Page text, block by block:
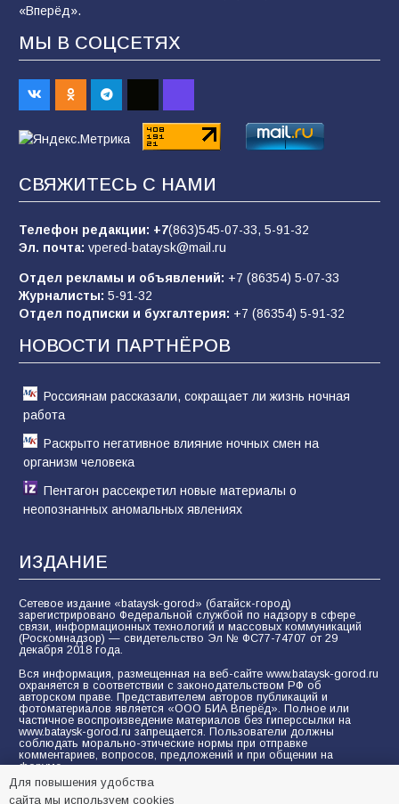
«Слухами Москву не возьмёшь»: почему
заявления Киева о мобилизации — это
отчаяние, а не разведка
02.08.2026
Морской квест в детском саду: как
воспитанники спасали Нептуна
74 01.08.2026
В детском саду № 35 дети освоили
строительные профессии в ходе
спортивного праздника
73 07.08.2026
«Вперёд».
МЫ В СОЦСЕТЯХ
СВЯЖИТЕСЬ С НАМИ
Телефон редакции: +7(863)545-07-33, 5-91-32
Эл. почта: vpered-bataysk@mail.ru
Отдел рекламы и объявлений: +7 (86354) 5-07-33
Журналисты: 5-91-32
Отдел подписки и бухгалтерия: +7 (86354) 5-91-32
НОВОСТИ ПАРТНЁРОВ
Россиянам рассказали, сокращает ли жизнь ночная
работа
Раскрыто негативное влияние ночных смен на
организм человека
Пентагон рассекретил новые материалы о
неопознанных аномальных явлениях
ИЗДАНИЕ
Сетевое издание «bataysk-gorod» (батайск-город)
зарегистрировано Федеральной службой по надзору в сфере
связи, информационных технологий и массовых коммуникаций
(Роскомнадзор) — свидетельство Эл № ФС77-74707 от 29
декабря 2018 года.
Вся информация, размещенная на веб-сайте www.bataysk-gorod.ru
охраняется в соответствии с законодательством РФ об
авторском праве. Представителем авторов публикаций и
фотоматериалов является «ООО БИА Вперёд». Полное или
частичное воспроизведение материалов без гиперссылки на
www.bataysk-gorod.ru запрещается. Пользователи должны
соблюдать морально-этические нормы при отправке
комментариев, вопросов, предложений и при общении на
форуме.
Политика конфиденциальности и защиты информации
Для повышения удобства
сайта мы используем cookies